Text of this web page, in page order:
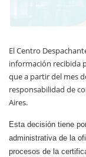
El Centro
información recibida
que a partir del mes
responsabilidad de
Aires.
Esta decisión tiene
administrativa de la
procesos de la